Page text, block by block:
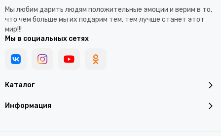
Каталог
Информация
Мы любим дарить людям положительные эмоции и верим в то,
что чем больше мы их подарим тем, тем лучше станет этот
мир!!!
Мы в социальных сетях